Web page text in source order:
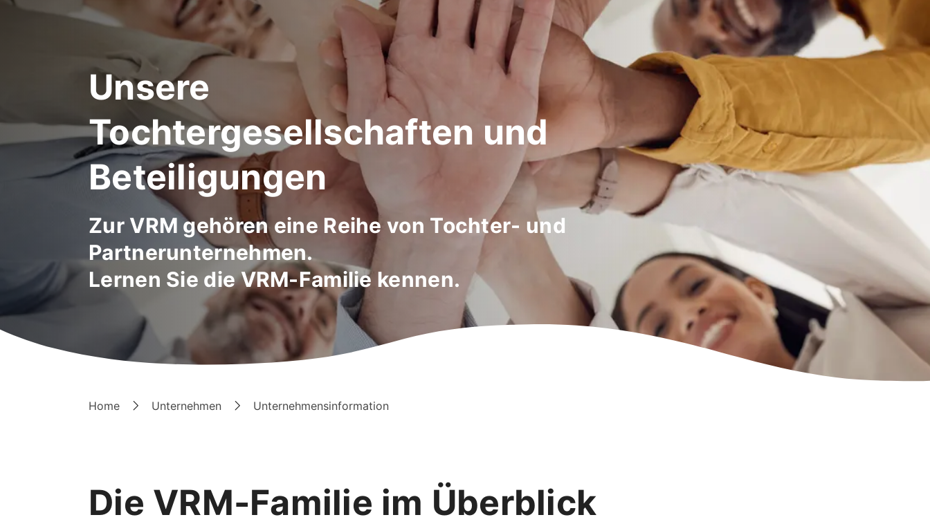
Unsere
Tochtergesellschaften und
Beteiligungen
Zur VRM gehören eine Reihe von Tochter- und
Partnerunternehmen.
Lernen Sie die VRM-Familie kennen.
Home Unternehmen Unternehmensinformation
Die VRM-Familie im Überblick